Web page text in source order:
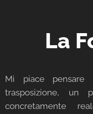
La
Mi piace
trasposizione, un
concretamente